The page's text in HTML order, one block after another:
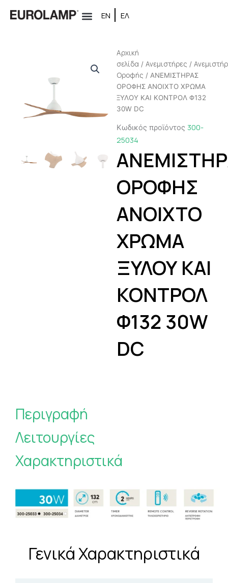
στο
ΕΝ ΕΛ
Αρχική
σελίδα /Ανεμιστήρες /
Oροφής / ΑΝΕΜΙΣΤΗΡΑΣ
ΟΡΟΦΗΣ ΑΝΟΙΧΤΟ ΧΡΩΜΑ
ΞΥΛΟΥ ΚΑΙ ΚΟΝΤΡΟΛ Φ132
30W DC
Κωδικός προϊόντος 300-
25034
ΟΡΟΦΗΣ
ΑΝΟΙΧΤΟ
ΧΡΩΜΑ
ΞΥΛΟΥ ΚΑΙ
ΚΟΝΤΡΟΛ
Φ132 30W
DC
Περιγραφή
Λειτουργίες
Χαρακτηριστικά
Γενικά Χαρακτηριστικά